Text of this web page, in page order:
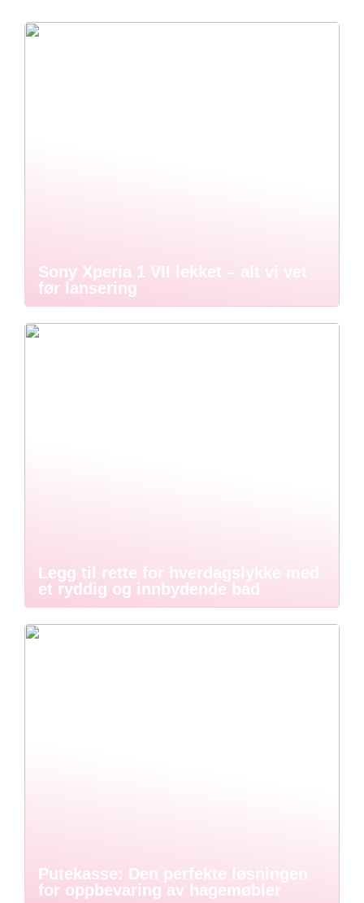
Sony Xperia 1 VII lekket – alt vi vet
før lansering
Legg til rette for hverdagslykke med
et ryddig og innbydende bad
Putekasse: Den perfekte løsningen
for oppbevaring av hagemøbler